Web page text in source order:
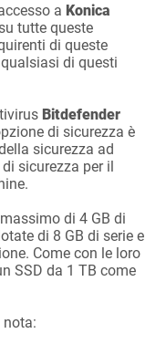
a Konica
tutte queste
di queste
di questi
Bitdefender
di sicurezza è
sicurezza ad
sicurezza per il
di 4 GB di
di 8 GB di serie e
Come con le loro
SSD da 1 TB come
nota: